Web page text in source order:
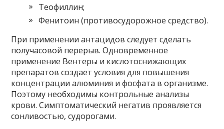
Теофиллин;
Фенитоин (противосудорожное средство).
При применении антацидов следует сделать
получасовой перерыв. Одновременное
применение Вентеры и кислотоснижающих
препаратов создает условия для повышения
концентрации алюминия и фосфата в организме.
Поэтому необходимы контрольные анализы
крови. Симптоматический негатив проявляется
сонливостью, судорогами.